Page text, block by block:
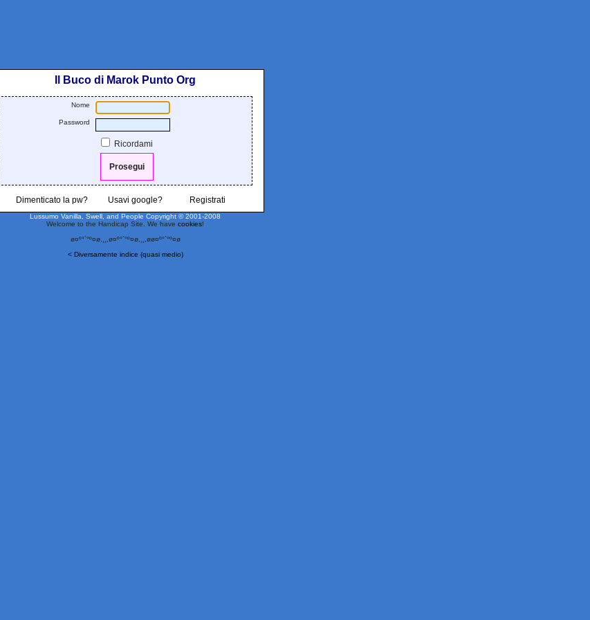
Il Buco di Marok Punto Org
Nome
Password
Ricordami
Dimenticato la pw? Usavi google? Registrati
Lussumo Vanilla, Swell, and People Copyright © 2001-2008
Welcome to the Handicap Site. We have cookies!
ø¤º°`°º¤ø,¸¸,ø¤º°`°º¤ø,¸¸,øø¤º°`°º¤ø
< Diversamente indice (quasi medio)